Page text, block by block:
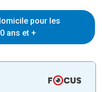
pour les
ans et +